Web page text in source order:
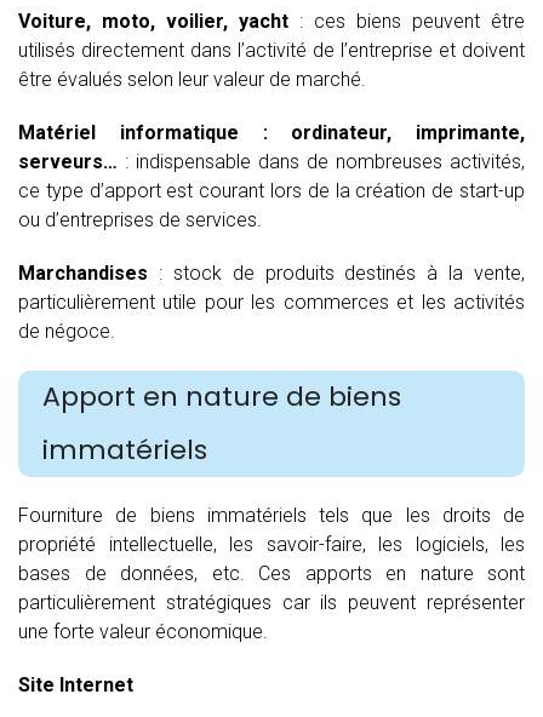
Voiture, moto, voilier, yacht : ces biens peuvent être
utilisés directement dans l’activité de l’entreprise et doivent
être évalués selon leur valeur de marché.
Matériel informatique : ordinateur, imprimante,
serveurs… : indispensable dans de nombreuses activités,
ce type d’apport est courant lors de la création de start-up
ou d’entreprises de services.
Marchandises : stock de produits destinés à la vente,
particulièrement utile pour les commerces et les activités
de négoce.
Apport en nature de biens
immatériels
Fourniture de biens immatériels tels que les droits de
propriété intellectuelle, les savoir-faire, les logiciels, les
bases de données, etc. Ces apports en nature sont
particulièrement stratégiques car ils peuvent représenter
une forte valeur économique.
Site Internet